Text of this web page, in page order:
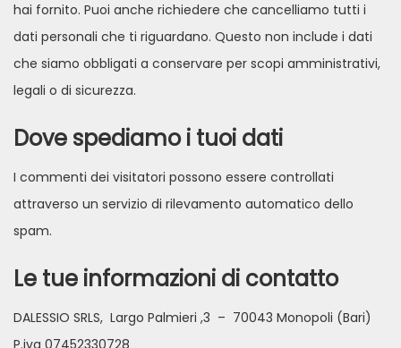
hai fornito. Puoi anche richiedere che cancelliamo tutti i
dati personali che ti riguardano. Questo non include i dati
che siamo obbligati a conservare per scopi amministrativi,
legali o di sicurezza.
Dove spediamo i tuoi dati
I commenti dei visitatori possono essere controllati
attraverso un servizio di rilevamento automatico dello
spam.
Le tue informazioni di contatto
DALESSIO SRLS, Largo Palmieri ,3 – 70043 Monopoli (Bari)